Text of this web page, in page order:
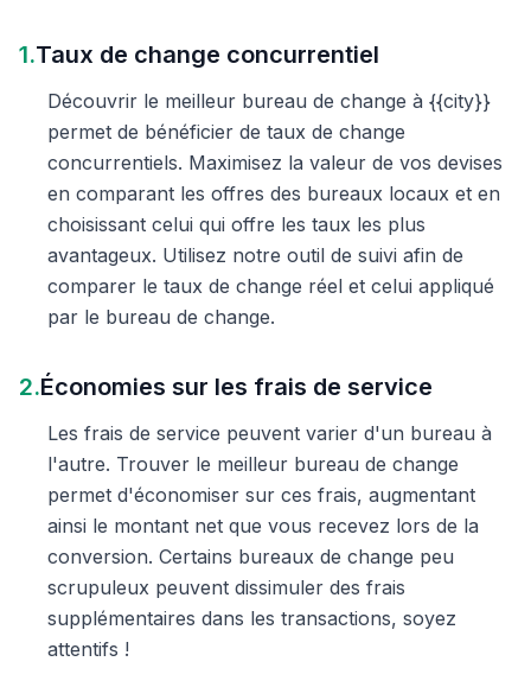
1.Taux de change concurrentiel
Découvrir le meilleur bureau de change à {{city}}
permet de bénéficier de taux de change
concurrentiels. Maximisez la valeur de vos devises
en comparant les offres des bureaux locaux et en
choisissant celui qui offre les taux les plus
avantageux. Utilisez notre outil de suivi afin de
comparer le taux de change réel et celui appliqué
par le bureau de change.
2.Économies sur les frais de service
Les frais de service peuvent varier d'un bureau à
l'autre. Trouver le meilleur bureau de change
permet d'économiser sur ces frais, augmentant
ainsi le montant net que vous recevez lors de la
conversion. Certains bureaux de change peu
scrupuleux peuvent dissimuler des frais
supplémentaires dans les transactions, soyez
attentifs !